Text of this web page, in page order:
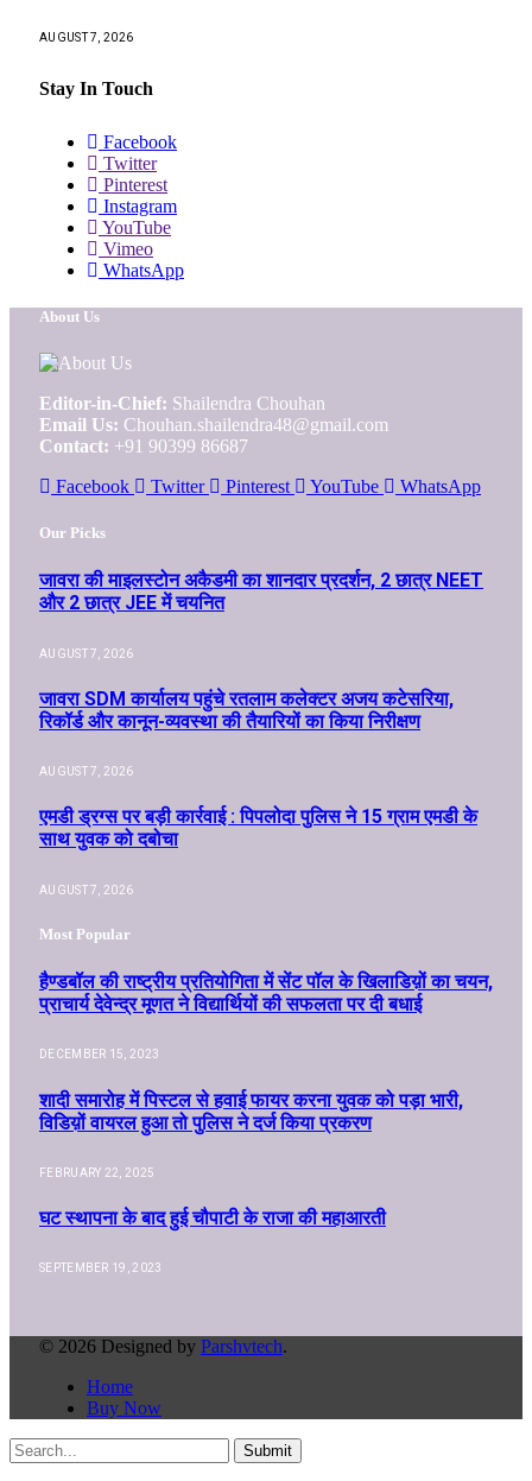
AUGUST 7, 2026
Stay In Touch
Facebook
Twitter
Pinterest
Instagram
YouTube
Vimeo
WhatsApp
About Us
Editor-in-Chief: Shailendra Chouhan
Email Us: Chouhan.shailendra48@gmail.com
Contact: +91 90399 86687
Facebook
Twitter Pinterest YouTube WhatsApp
Our Picks
जावरा की माइलस्टोन अकैडमी का शानदार प्रदर्शन, 2 छात्र NEET
और 2 छात्र JEE में चयनित
AUGUST 7, 2026
जावरा SDM कार्यालय पहुंचे रतलाम कलेक्टर अजय कटेसरिया,
रिकॉर्ड और कानून-व्यवस्था की तैयारियों का किया निरीक्षण
AUGUST 7, 2026
एमडी ड्रग्स पर बड़ी कार्रवाई : पिपलोदा पुलिस ने 15 ग्राम एमडी के
साथ युवक को दबोचा
AUGUST 7, 2026
Most Popular
हैण्डबॉल की राष्ट्रीय प्रतियोगिता में सेंट पॉल के खिलाडिय़ों का चयन,
प्राचार्य देवेन्द्र मूणत ने विद्यार्थियों की सफलता पर दी बधाई
DECEMBER 15, 2023
शादी समारोह में पिस्टल से हवाई फायर करना युवक को पड़ा भारी,
विडिय़ों वायरल हुआ तो पुलिस ने दर्ज किया प्रकरण
FEBRUARY 22, 2025
घट स्थापना के बाद हुई चौपाटी के राजा की महाआरती
SEPTEMBER 19, 2023
© 2026 Designed by Parshvtech.
Home
Buy Now
Submit